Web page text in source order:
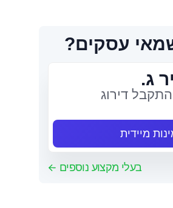
עסקים?
ג.
דירוג
מיידית
בעלי מקצוע נוספים